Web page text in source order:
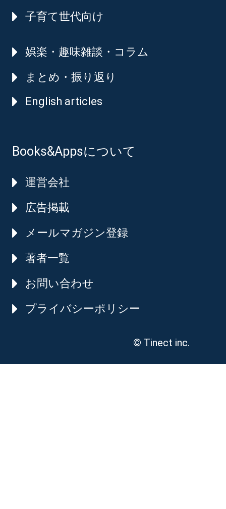
子育て世代向け
娯楽・趣味雑談・コラム
まとめ・振り返り
English articles
Books&Appsについて
運営会社
広告掲載
メールマガジン登録
著者一覧
お問い合わせ
プライバシーポリシー
© Tinect inc.